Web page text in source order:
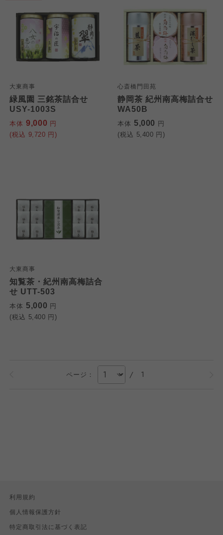
大東商事
緑風園 三銘茶詰合せ
USY-1003S
本体 9,000 円
(税込 9,720 円)
心斎橋門田苑
静岡茶 紀州南高梅詰合せ
WA50B
本体 5,000 円
(税込 5,400 円)
大東商事
知覧茶・紀州南高梅詰合
せ UTT-503
本体 5,000 円
(税込 5,400 円)
ページ： / 1
利用規約
個人情報保護方針
特定商取引法に基づく表記